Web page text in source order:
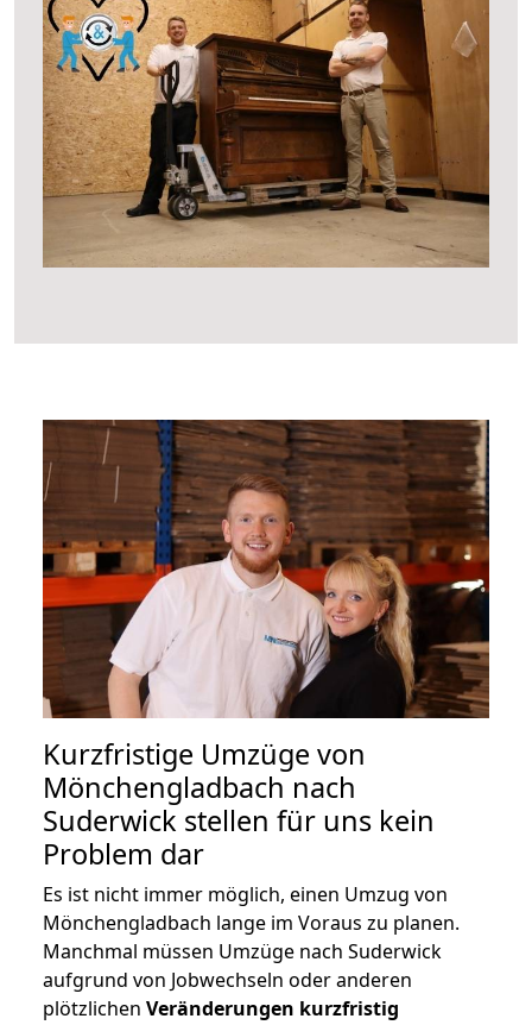
Kurzfristige Umzüge von
Mönchengladbach nach
Suderwick stellen für uns kein
Problem dar
Es ist nicht immer möglich, einen Umzug von
Mönchengladbach lange im Voraus zu planen.
Manchmal müssen Umzüge nach Suderwick
aufgrund von Jobwechseln oder anderen
plötzlichen Veränderungen kurzfristig